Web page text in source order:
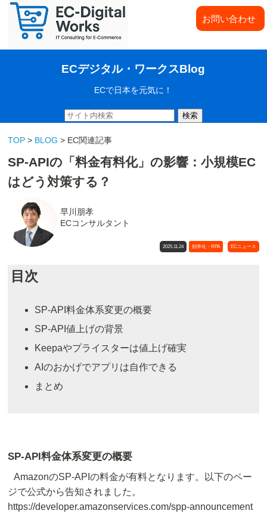
ECデジタル・ワークスBlog
ECで日本を元気に！
お問い合わせ
検索
TOP > BLOG > EC関連記事
SP-APIの「料金有料化」の影響：小規模EC
はどう対策する？
早川朋孝
ECコンサルタント
2025.11.24 効率化・RPA ECニュース
目次
SP-API料金体系変更の概要
SP-API値上げの背景
Keepaやプライスターは値上げ確実
AIのおかげでアプリは自作できる
まとめ
SP-API料金体系変更の概要
AmazonのSP-APIの料金が有料となります。以下のペー
ジで公式から告知されました。
https://developer.amazonservices.com/spp-announcement